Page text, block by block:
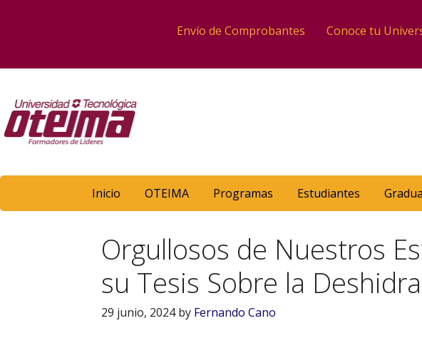
Envío de Comprobantes Conoce tu
Inicio OTEIMA Programas Estudiantes
Orgullosos de Nuestros
su Tesis Sobre la
29 junio, 2024by Fernando Cano